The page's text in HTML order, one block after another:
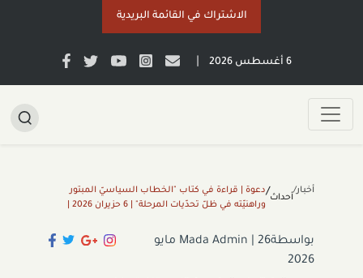
الاشتراك في القائمة البريدية
6 أغسطس 2026
أخبار/
أحداث/دعوة | قراءة في كتاب "الخطاب السياسيّ المبتور
وراهنيّته في ظلّ تحدّيات المرحلة" | 6 حزيران 2026 |
بواسطةMada Admin
26 مايو
2026